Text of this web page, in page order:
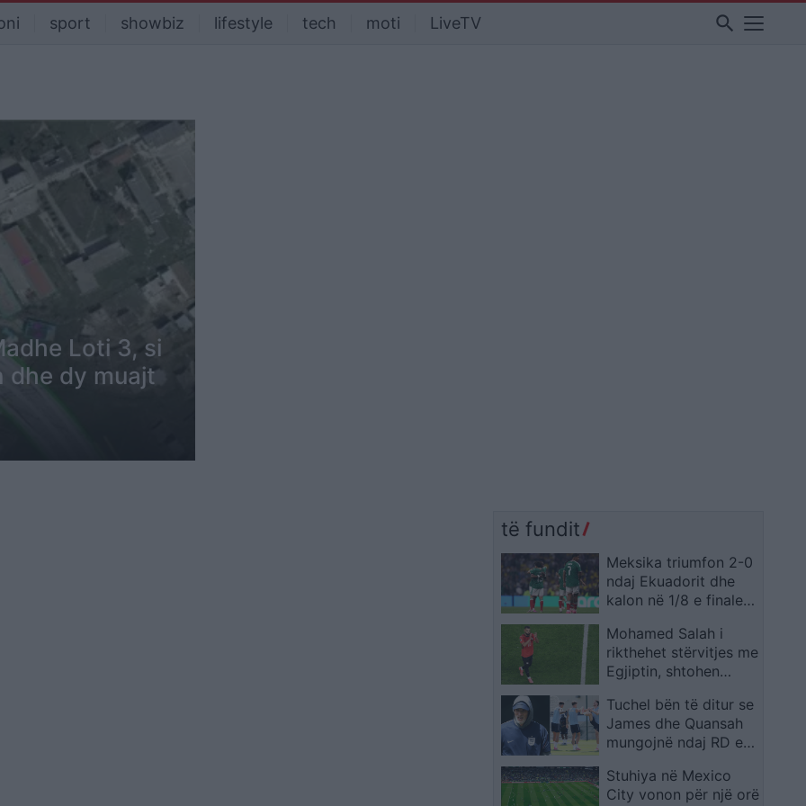
sport showbiz lifestyle tech moti LiveTV search
Loti 3, si
dhe dy muajt
të fundit
Meksika triumfon 2-0
ndaj Ekuadorit dhe
kalon në 1/8 e finales
Mohamed Salah i
rikthehet stërvitjes me
Egjiptin, shtohen
ndaj Australisë
Tuchel bën të ditur se
James dhe Quansah
mungojnë ndaj RD e
Stuhiya në Mexico
City vonon për një orë